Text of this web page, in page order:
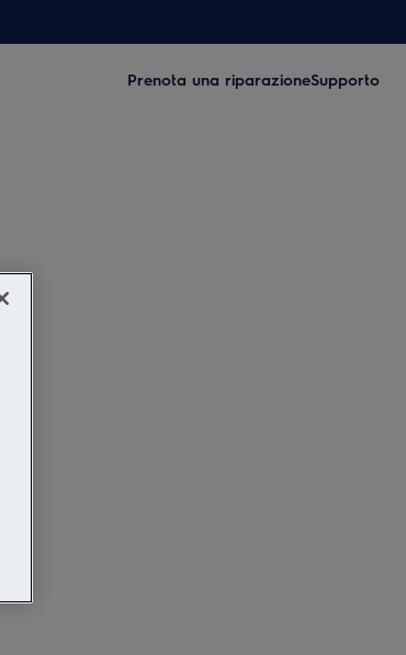
Prenota una riparazioneSupporto